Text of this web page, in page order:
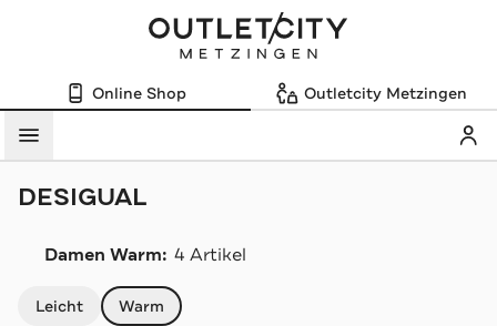
Online Shop Outletcity Metzingen
Menü
DESIGUAL
Damen Warm: 4 Artikel
Leicht Warm